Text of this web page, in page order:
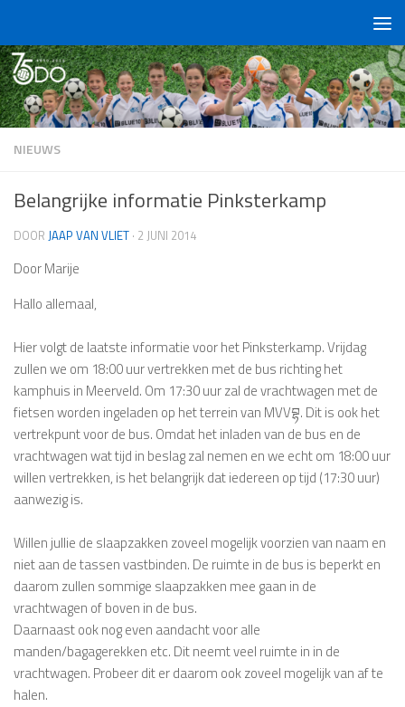
NIEUWS
Belangrijke informatie Pinksterkamp
DOOR JAAP VAN VLIET · 2 JUNI 2014
Door Marije
Hallo allemaal,
Hier volgt de laatste informatie voor het Pinksterkamp. Vrijdag
zullen we om 18:00 uur vertrekken met de bus richting het
kamphuis in Meerveld. Om 17:30 uur zal de vrachtwagen met de
fietsen worden ingeladen op het terrein van MVVབྷ. Dit is ook het
vertrekpunt voor de bus. Omdat het inladen van de bus en de
vrachtwagen wat tijd in beslag zal nemen en we echt om 18:00 uur
willen vertrekken, is het belangrijk dat iedereen op tijd (17:30 uur)
aanwezig is.
Willen jullie de slaapzakken zoveel mogelijk voorzien van naam en
niet aan de tassen vastbinden. De ruimte in de bus is beperkt en
daarom zullen sommige slaapzakken mee gaan in de
vrachtwagen of boven in de bus.
Daarnaast ook nog even aandacht voor alle
manden/bagagerekken etc. Dit neemt veel ruimte in in de
vrachtwagen. Probeer dit er daarom ook zoveel mogelijk van af te
halen.